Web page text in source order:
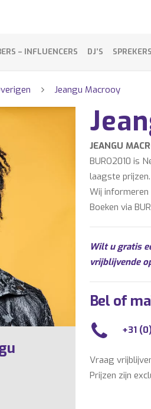
– INFLUENCERS DJ’S SPREKERS
Jeangu Macrooy
JEANGU
BURO2010 is
laagste
Wij informeren
Boeken via
Wilt u gratis
vrijblijvende
Bel of
+31
Vraag
Prijzen zijn